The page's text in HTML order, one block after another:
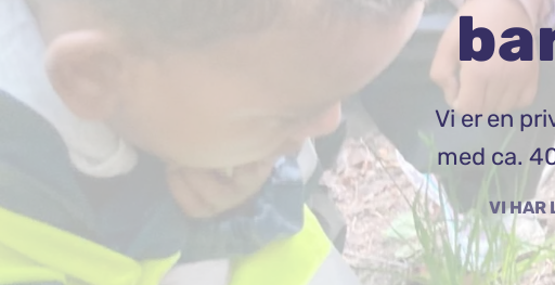
Vi er en
med ca.
VI HAR